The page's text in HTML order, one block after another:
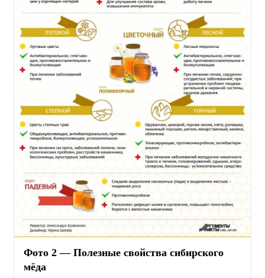
Фото 2 — Полезные свойства сибирского
мёда